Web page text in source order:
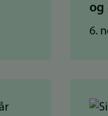
og
6.